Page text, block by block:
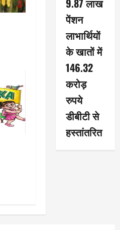
9.87 लाख
पेंशन
लाभार्थियों
के खातों में
146.32
करोड़
रुपये
डीबीटी से
हस्तांतरित